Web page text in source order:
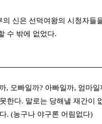
신은 선덕여왕의 시청자
수 밖에 없었다.
, 오빠일까? 아빠일까, 엄마
한다. 말로는 당해낼 재간이
. (농구나 야구론 어림없다)